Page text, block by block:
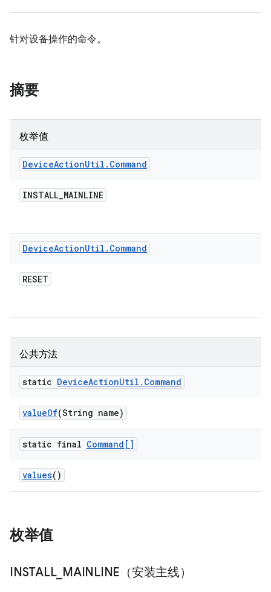
针对设备操作的命令。
摘要
枚举值
DeviceActionUtil . Command
INSTALL_MAINLINE
DeviceActionUtil . Command
RESET
公共方法
static DeviceActionUtil . Command
valueOf(String name)
static final Command[]
values()
枚举值
INSTALL_ MAINLINE（安装主线）